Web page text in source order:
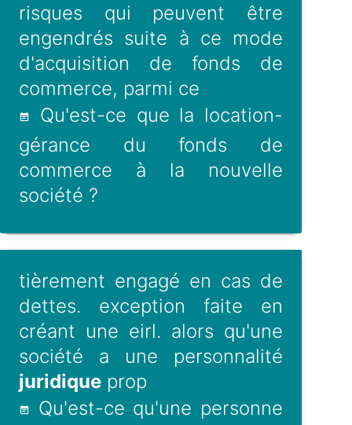
risques qui peuvent être
engendrés suite à ce mode
d'acquisition de fonds de
commerce, parmi ce
Qu'est-ce que la location-
gérance du fonds de
commerce à la nouvelle
société ?
tièrement engagé en cas de
dettes. exception faite en
créant une eirl. alors qu'une
société a une personnalité
juridique prop
Qu'est-ce qu'une personne